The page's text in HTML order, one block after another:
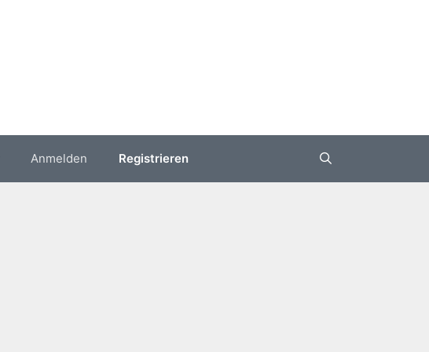
Anmelden Registrieren